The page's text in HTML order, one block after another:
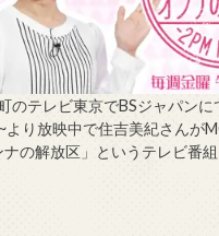
のテレビ東京でBSジャパンに
より放映中で住吉美紀さんが
ナの解放区」というテレビ番